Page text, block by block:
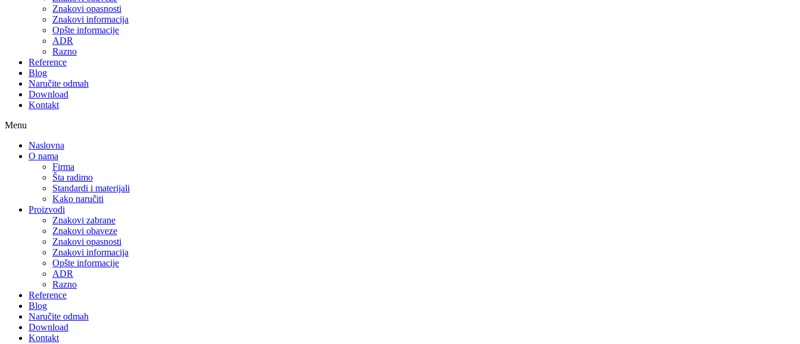
Znakovi opasnosti
Znakovi informacija
Opšte informacije
ADR
Razno
Reference
Blog
Naručite odmah
Download
Kontakt
Menu
Naslovna
O nama
Firma
Šta radimo
Standardi i materijali
Kako naručiti
Proizvodi
Znakovi zabrane
Znakovi obaveze
Znakovi opasnosti
Znakovi informacija
Opšte informacije
ADR
Razno
Reference
Blog
Naručite odmah
Download
Kontakt